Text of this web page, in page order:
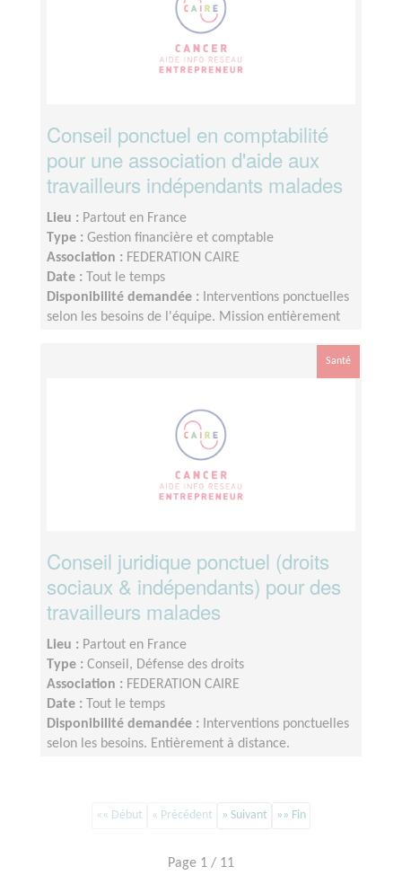
Conseil ponctuel en comptabilité
pour une association d'aide aux
travailleurs indépendants malades
Lieu : Partout en France
Type : Gestion financière et comptable
Association : FEDERATION CAIRE
Date :
Tout le temps
Disponibilité demandée :
Interventions ponctuelles
selon les besoins de l'équipe. Mission entièrement
Santé
Conseil juridique ponctuel (droits
sociaux & indépendants) pour des
travailleurs malades
Lieu : Partout en France
Type : Conseil, Défense des droits
Association : FEDERATION CAIRE
Date :
Tout le temps
Disponibilité demandée :
Interventions ponctuelles
selon les besoins. Entièrement à distance.
«« Début « Précédent » Suivant »» Fin
Page 1 / 11